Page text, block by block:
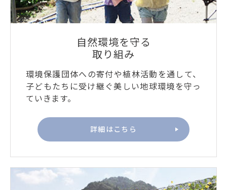
自然環境を守る
取り組み
環境保護団体への寄付や植林活動を通して、
子どもたちに受け継ぐ美しい地球環境を守っ
ていきます。
詳細はこちら